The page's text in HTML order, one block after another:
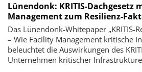
Lünendonk: KRITIS-Dachgesetz
Management zum Resilienz-
Das Lünendonk-Whitepaper „KRITIS-
– Wie Facility Management kritische
beleuchtet die Auswirkungen des
Unternehmen kritischer